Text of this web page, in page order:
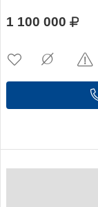
1 100 000